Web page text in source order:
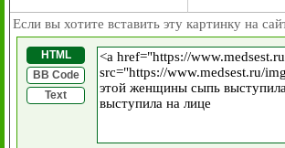
Если вы хотите вставить эту картинку на
HTML
BB Code
Text